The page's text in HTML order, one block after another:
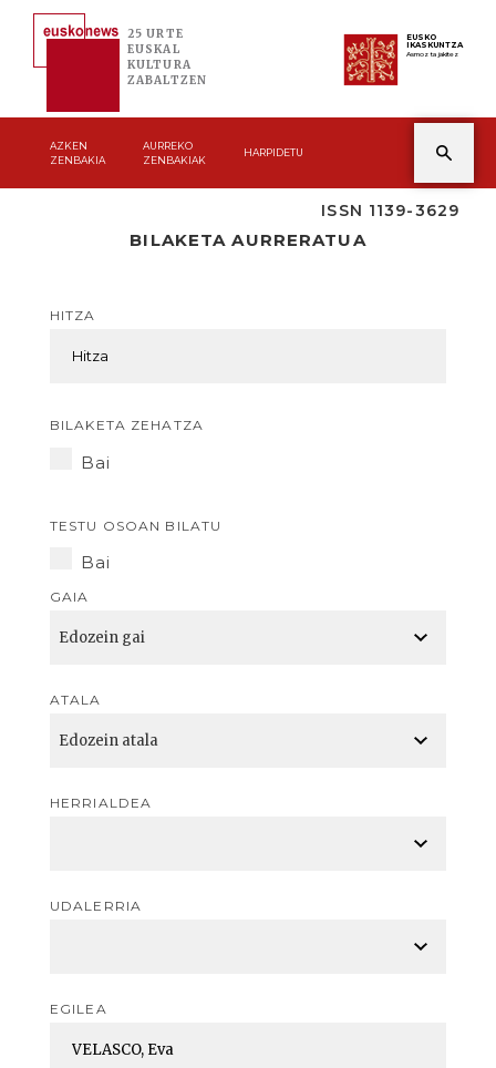
25 URTE
EUSKAL
KULTURA
ZABALTZEN
EUSKO
IKASKUNTZA
Asmoz ta jakitez
AZKEN
ZENBAKIA
AURREKO
ZENBAKIAK
HARPIDETU
ISSN 1139-3629
BILAKETA AURRERATUA
HITZA
BILAKETA ZEHATZA
Bai
TESTU OSOAN BILATU
Bai
GAIA
ATALA
HERRIALDEA
UDALERRIA
EGILEA